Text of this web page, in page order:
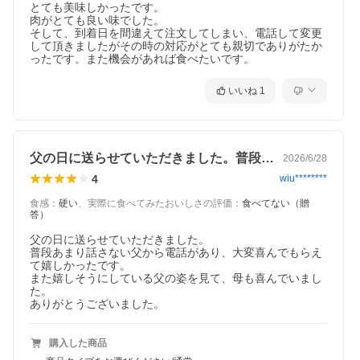
とても美味しかったです。
肉がとても良い味でした。
そして、到着日を間違えて注文してしまい、電話して変更
して頂きましたがその時の対応がとても親切でありがたか
いいね 1
父の日に送らせていただきました。普段あ… 2026/6/28
4 wiu********
食感 ： 硬い、 実際に食べてみたおいしさの評価 ： 食べてない（贈
答）
父の日に送らせていただきました。
普段あまり話さない父から電話があり、大変喜んでもらえ
て嬉しかったです。
また嬉しそうにしている父の姿を見て、母も喜んでいまし
た。
ありがとうございました。
購入した商品